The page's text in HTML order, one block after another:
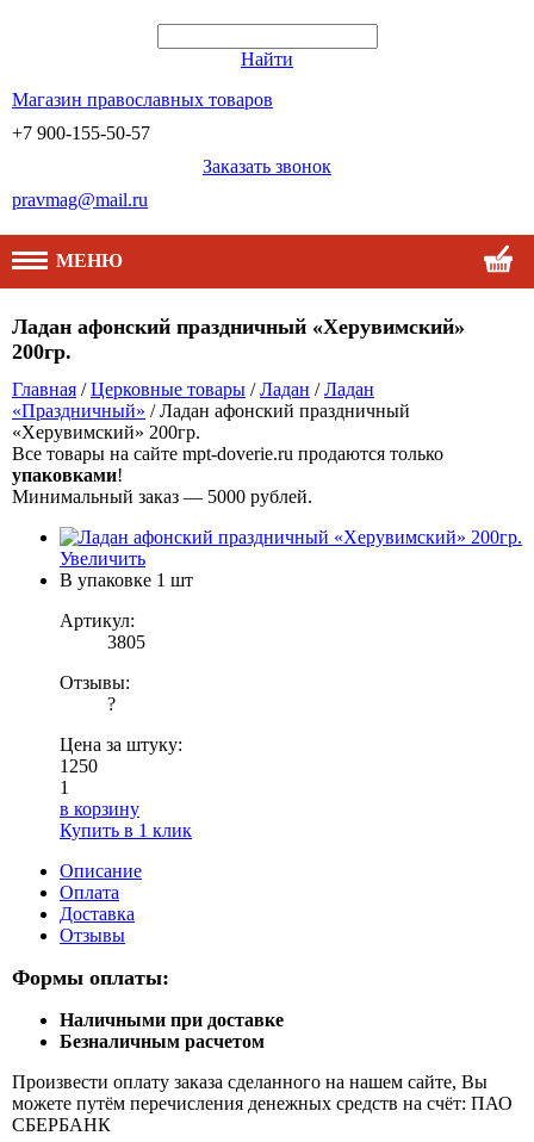
Найти
Магазин православных товаров
+7 900-155-50-57
Заказать звонок
pravmag@mail.ru
МЕНЮ
Ладан афонский праздничный «Херувимский»
200гр.
Главная /Церковные товары /Ладан /Ладан
«Праздничный» / Ладан афонский праздничный
«Херувимский» 200гр.
Все товары на сайте mpt-doverie.ru продаются только
упаковками!
Минимальный заказ — 5000 рублей.
Увеличить
В упаковке 1 шт
Артикул:
3805
Отзывы:
?
Цена за штуку:
1250
1
в корзину
Купить в 1 клик
Описание
Оплата
Доставка
Отзывы
Формы оплаты:
Наличными при доставке
Безналичным расчетом
Произвести оплату заказа сделанного на нашем сайте, Вы
можете путём перечисления денежных средств на счёт: ПАО
СБЕРБАНК